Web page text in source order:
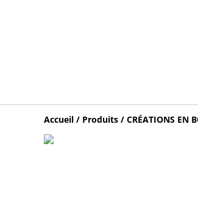
Accueil / Produits / CRÉATIONS EN